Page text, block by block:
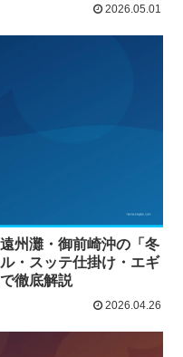
2026.05.01
州灘・御前崎沖の「冬
・スッテ仕掛け・エギ
徹底解説
2026.04.26